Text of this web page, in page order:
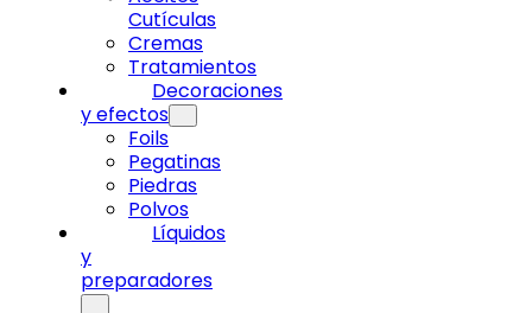
Cutículas
Cremas
Tratamientos
Decoraciones
y efectos
Foils
Pegatinas
Piedras
Polvos
Líquidos
y
preparadores